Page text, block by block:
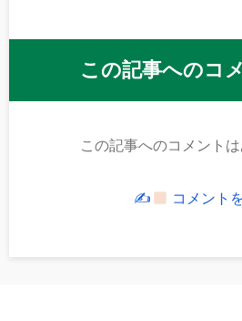
この記事へのコ
この記事へのコメントは
✍ コメント